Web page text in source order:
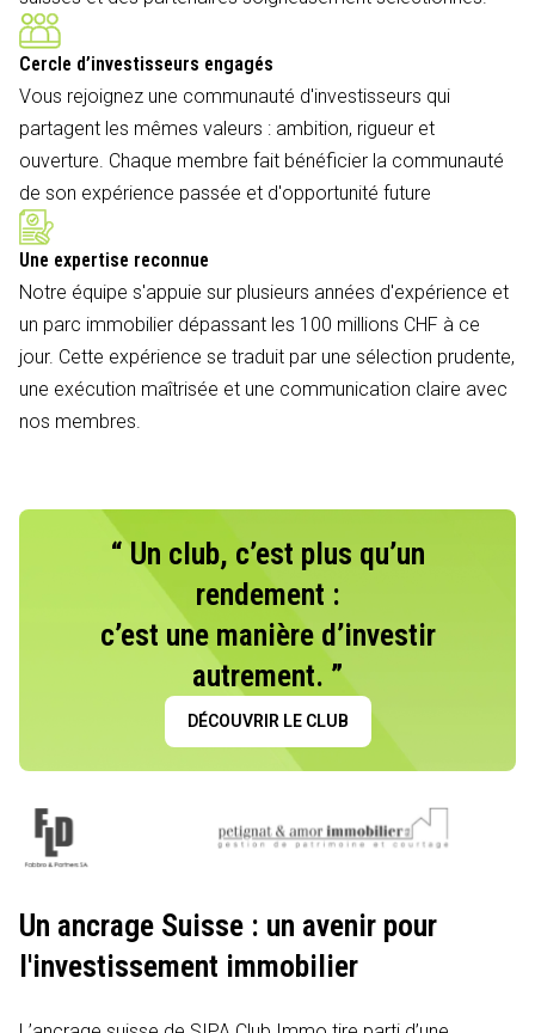
Cercle d’investisseurs engagés
Vous rejoignez une communauté d'investisseurs qui
partagent les mêmes valeurs : ambition, rigueur et
ouverture. Chaque membre fait bénéficier la communauté
de son expérience passée et d'opportunité future
Une expertise reconnue
Notre équipe s'appuie sur plusieurs années d'expérience et
un parc immobilier dépassant les 100 millions CHF à ce
jour. Cette expérience se traduit par une sélection prudente,
une exécution maîtrisée et une communication claire avec
nos membres.
“ Un club, c’est plus qu’un
rendement :
c’est une manière d’investir
autrement. ”
DÉCOUVRIR LE CLUB
Un ancrage Suisse : un avenir pour
l'investissement immobilier